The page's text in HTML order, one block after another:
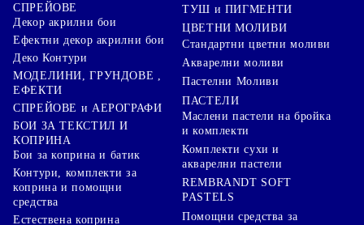
СПРЕЙОВЕ
Декор акрилни бои
Ефектни декор акрилни бои
Деко Контури
МОДЕЛИНИ, ГРУНДОВЕ ,
ЕФЕКТИ
СПРЕЙОВЕ и АЕРОГРАФИ
БОИ ЗА ТЕКСТИЛ И
КОПРИНА
Бои за коприна и батик
Контури, комплекти за
коприна и помощни
средства
Естествена коприна
ТУШ и ПИГМЕНТИ
ЦВЕТНИ МОЛИВИ
Стандартни цветни моливи
Акварелни моливи
Пастелни Моливи
ПАСТЕЛИ
Маслени пастели на бройка
и комплекти
Комплекти сухи и
акварелни пастели
REMBRANDT SOFT
PASTELS
Помощни средства за